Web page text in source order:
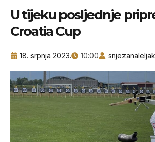
U tijeku posljednje
Croatia Cup
18. srpnja 2023. 10:00 snjezanaleljak